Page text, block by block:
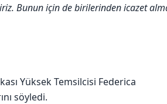
Bunun için de birilerinden icazet
Yüksek Temsilcisi Federica
söyledi.